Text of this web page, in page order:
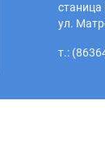
станица
ул.
т.: